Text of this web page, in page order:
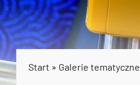
Start » Galerie tematyczne